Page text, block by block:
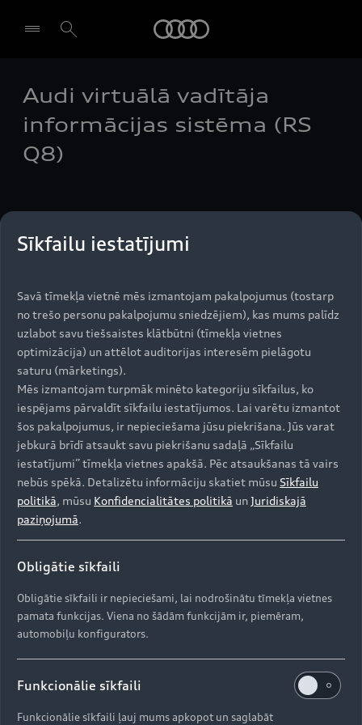
Izvēlēties dīleri
Audi virtuālā vadītāja
informācijas sistēma (RS
Q8)
Audi virtuālā vadītāja informācijas sistēma attēlo
dažādu veidu noderīgu informāciju tieši acu
iestatījumos. To iespējams vadīt ar pogām uz
stūres, nenoņemot rokas no tās.
Uz augšu
Modeļi
Visi modeļi
e-tron
e-tron GT
Iegādāties Audi
Lietoti automobiļi
Audi serviss
Serviss un apkope
Aktuālie servisa piedāvājumi
Oriģinālās rezerves daļas
Aktualitātes
Jaunumi
AUDI AG
Par kompāniju (ENG)
Dīleri un servisa partneri
Sīkfailu iestatījumi
Savā tīmekļa vietnē mēs izmantojam pakalpojumus (tostarp
no trešo personu pakalpojumu sniedzējiem), kas mums palīdz
uzlabot savu tiešsaistes klātbūtni (tīmekļa vietnes
optimizācija) un attēlot auditorijas interesēm pielāgotu
saturu (mārketings).
Mēs izmantojam turpmāk minēto kategoriju sīkfailus, ko
iespējams pārvaldīt sīkfailu iestatījumos. Lai varētu izmantot
šos pakalpojumus, ir nepieciešama jūsu piekrišana. Jūs varat
jebkurā brīdī atsaukt savu piekrišanu sadaļā „Sīkfailu
iestatījumi” tīmekļa vietnes apakšā. Pēc atsaukšanas tā vairs
nebūs spēkā. Detalizētu informāciju skatiet mūsu Sīkfailu
politikā, mūsu Konfidencialitātes politikā unJuridiskajā
paziņojumā.
Obligātie sīkfaili
Obligātie sīkfaili ir nepieciešami, lai nodrošinātu tīmekļa vietnes
pamata funkcijas. Viena no šādām funkcijām ir, piemēram,
automobiļu konfigurators.
Funkcionālie sīkfaili
Funkcionālie sīkfaili ļauj mums apkopot un saglabāt